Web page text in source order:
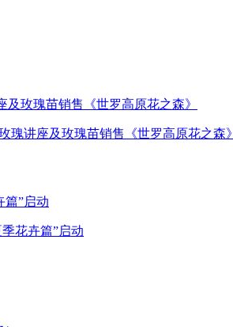
瑰讲座及玫瑰苗销售《世罗高原花之森》
花卉篇”启动